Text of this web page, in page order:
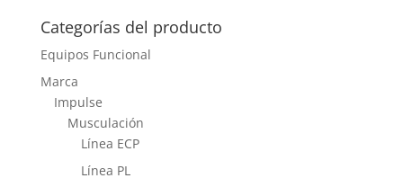
era:
$7,000.00.
es:
$6,248.19.
Categorías del producto
Equipos Funcional
Marca
Impulse
Musculación
Línea ECP
Línea PL